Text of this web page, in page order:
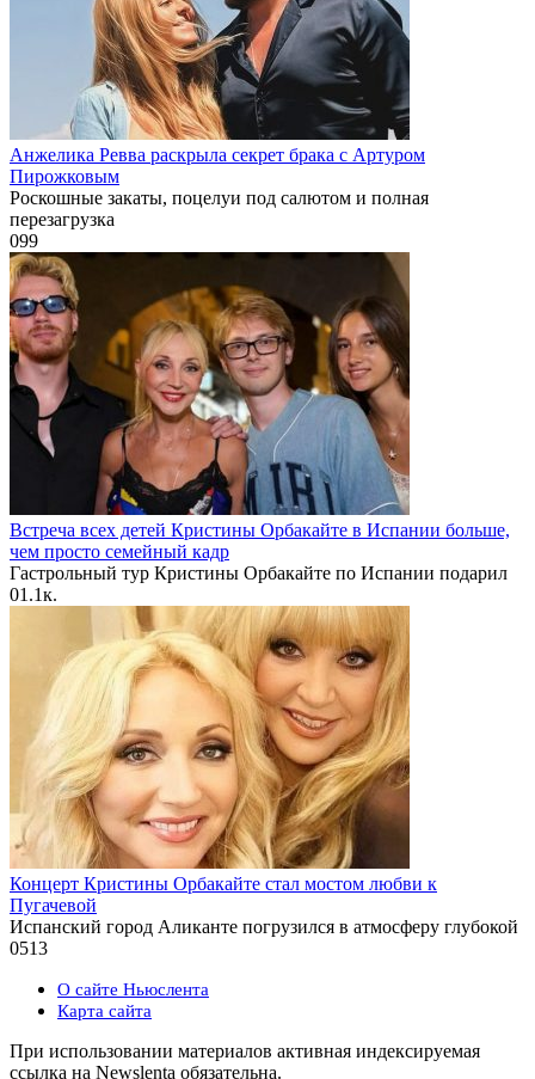
Анжелика Ревва раскрыла секрет брака с Артуром
Пирожковым
Роскошные закаты, поцелуи под салютом и полная
перезагрузка
099
Встреча всех детей Кристины Орбакайте в Испании больше,
чем просто семейный кадр
Гастрольный тур Кристины Орбакайте по Испании подарил
01.1к.
Концерт Кристины Орбакайте стал мостом любви к
Пугачевой
Испанский город Аликанте погрузился в атмосферу глубокой
0513
О сайте Ньюслента
Карта сайта
При использовании материалов активная индексируемая
ссылка на Newslenta обязательна.